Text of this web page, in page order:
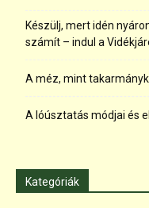
Készülj, mert idén
számít – indul a
A méz, mint
A lóúsztatás módjai és
Kategóriák